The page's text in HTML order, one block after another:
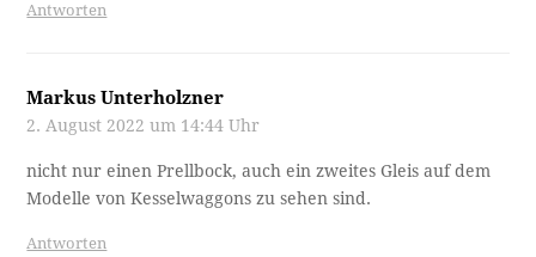
Antworten
Markus Unterholzner
2. August 2022 um 14:44 Uhr
nicht nur einen Prellbock, auch ein zweites Gleis auf dem
Modelle von Kesselwaggons zu sehen sind.
Antworten